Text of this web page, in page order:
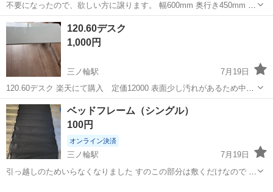
不要になったので、欲しい方に譲ります。 幅600mm 奥行き450mm 高
さ290mm
東京 荒川区 三ノ輪駅
120.60デスク
1,000円
三ノ輪駅
7月19日
120.60デスク 楽天にて購入 定価12000 表面少し汚れがあるため中古
品であることご理解いただける方でお願いいたします
東京 荒川区 三ノ輪駅 テーブル
ベッドフレーム（シングル）
100円
オンライン決済
三ノ輪駅
7月19日
引っ越しのためいらなくなりました すのこの部分は敷くだけなので 組